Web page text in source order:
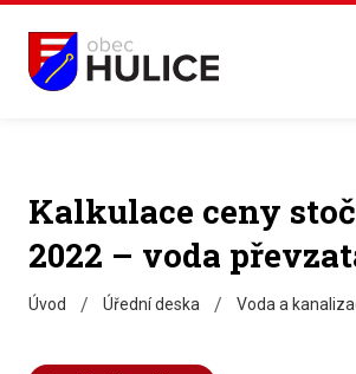
Kalkulace ceny
2022 – voda
Úvod / Úřední deska / Voda a